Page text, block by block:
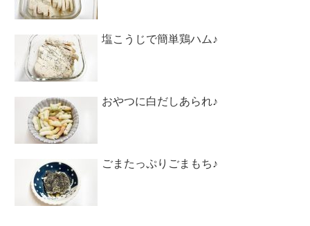
塩こうじで簡単鶏ハム♪
おやつに白だしあられ♪
ごまたっぷりごまもち♪